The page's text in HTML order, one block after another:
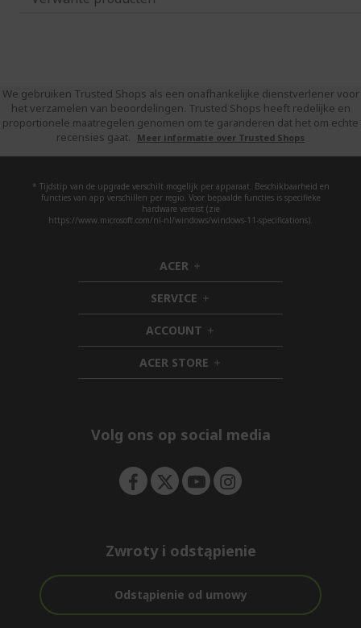
We gebruiken Trusted Shops als een onafhankelijke dienstverlener voor
het verzamelen van beoordelingen. Trusted Shops heeft redelijke en
proportionele maatregelen genomen om te garanderen dat het om echte
recensies gaat.
Meer informatie over Trusted Shops
* Tijdstip van de upgrade verschilt mogelijk per apparaat. Beschikbaarheid en
functies van app verschillen per regio. Voor bepaalde functies is specifieke
hardware vereist (zie
https://www.microsoft.com/nl-nl/windows/windows-11-specifications).
ACER h
i
d
d
e
n
SERVICE h
i
d
d
e
n
ACCOUNT h
i
d
d
ACER STORE h
i
e
Volg ons op social media
Zwroty i odstąpienie
Odstąpienie od umowy